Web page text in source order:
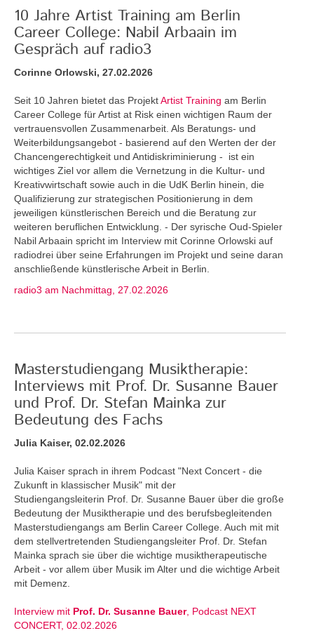
10 Jahre Artist Training am Berlin
Career College: Nabil Arbaain im
Gespräch auf radio3
Corinne Orlowski, 27.02.2026
Seit 10 Jahren bietet das ProjektArtist Training am Berlin
Career College für Artist at Risk einen wichtigen Raum der
vertrauensvollen Zusammenarbeit. Als Beratungs- und
Weiterbildungsangebot - basierend auf den Werten der der
Chancengerechtigkeit und Antidiskriminierung - ist ein
wichtiges Ziel vor allem die Vernetzung in die Kultur- und
Kreativwirtschaft sowie auch in die UdK Berlin hinein, die
Qualifizierung zur strategischen Positionierung in dem
jeweiligen künstlerischen Bereich und die Beratung zur
weiteren beruflichen Entwicklung. - Der syrische Oud-Spieler
Nabil Arbaain spricht im Interview mit Corinne Orlowski auf
radiodrei über seine Erfahrungen im Projekt und seine daran
anschließende künstlerische Arbeit in Berlin.
radio3 am Nachmittag, 27.02.2026
Masterstudiengang Musiktherapie:
Interviews mit Prof. Dr. Susanne Bauer
und Prof. Dr. Stefan Mainka zur
Bedeutung des Fachs
Julia Kaiser, 02.02.2026
Julia Kaiser sprach in ihrem Podcast "Next Concert - die
Zukunft in klassischer Musik" mit der
Studiengangsleiterin Prof. Dr. Susanne Bauer über die große
Bedeutung der Musiktherapie und des berufsbegleitenden
Masterstudiengangs am Berlin Career College. Auch mit mit
dem stellvertretenden Studiengangsleiter Prof. Dr. Stefan
Mainka sprach sie über die wichtige musiktherapeutische
Arbeit - vor allem über Musik im Alter und die wichtige Arbeit
mit Demenz.
Interview mit Prof. Dr. Susanne Bauer, Podcast NEXT
CONCERT, 02.02.2026